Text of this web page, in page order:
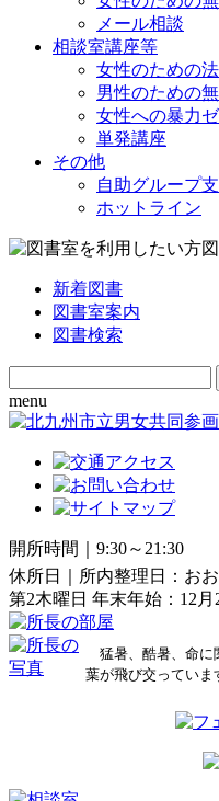
メール相談
相談室講座等
女性のための
男性のための
女性への暴力
単発講座
その他
自助グループ
ホットライン
新着図書
図書室案内
図書検索
Search
for:
menu
開所時間｜9:30～21:30
休所日｜所内整理日：お
第2木曜日 年末年始：12
猛暑、酷暑、命に
葉が飛び交っていま